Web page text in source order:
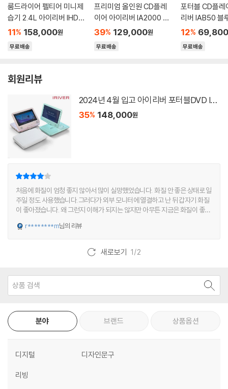
룸드라이어 펠티어 미니제
습기 2.4L 아이리버 IHD-
M4 원룸 화장실 옷방 습기
제거 저소음
11% 158,000원
무료배송
프리미엄 올인원 CD플레
이어 아이리버 IA2000 60
W 고출력 블루투스스피커
라디오 MP3
39% 129,000원
무료배송
포터블 CD플레
리버 IAB50 블
커 휴대용 유무
SB MP3 미니
12% 69,800
무료배송
회원리뷰
2024년 4월 입고 아이리버 포터블DVD IA
D101 10시간재생 CD리핑 차일드락 HDMI
CD DVD재생 2021년 10월출시
35% 148,000원
처음에 화질이 엄청 좋지 않아서 많이 실망했었습니다. 화질 안 좋은 상태로 일
주일 정도 사용했습니다.그러다가 외부 모니터에 열결하고 난 뒤 갑자기 화질
이 좋아졌습니다. 왜 그런지 이해가 되지는 않지만 아무튼 지금은 화질이 좋아
r********m님의 리뷰
새로보기 1/2
분야 브랜드 상품옵션
디지털
리빙
디자인문구